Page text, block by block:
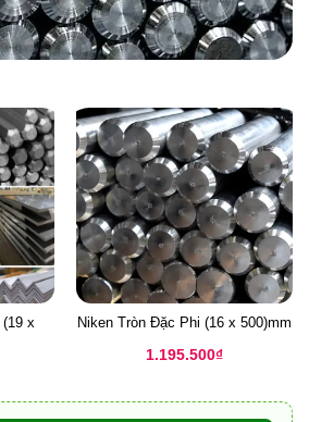
(19 x
Niken Tròn Đặc Phi (16 x 500)mm
1.195.500₫